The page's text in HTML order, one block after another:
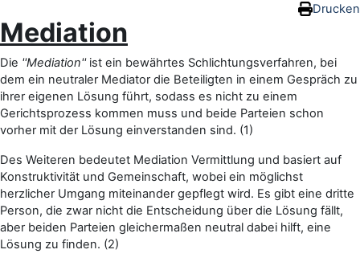
Drucken
Mediation
Die ''Mediation''ist ein bewährtes Schlichtungsverfahren, bei
dem ein neutraler Mediator die Beteiligten in einem Gespräch zu
ihrer eigenen Lösung führt, sodass es nicht zu einem
Gerichtsprozess kommen muss und beide Parteien schon
vorher mit der Lösung einverstanden sind. (1)
Des Weiteren bedeutet Mediation Vermittlung und basiert auf
Konstruktivität und Gemeinschaft, wobei ein möglichst
herzlicher Umgang miteinander gepflegt wird. Es gibt eine dritte
Person, die zwar nicht die Entscheidung über die Lösung fällt,
aber beiden Parteien gleichermaßen neutral dabei hilft, eine
Lösung zu finden. (2)